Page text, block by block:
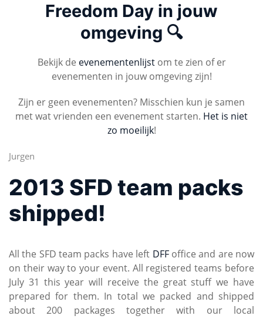
Freedom Day in jouw
omgeving 🔍
Bekijk de evenementenlijstom te zien of er
evenementen in jouw omgeving zijn!
Zijn er geen evenementen? Misschien kun je samen
met wat vrienden een evenement starten. Het is niet
zo moeilijk!
Jurgen
2013 SFD team packs
shipped!
All the SFD team packs have left DFFoffice and are now
on their way to your event. All registered teams before
July 31 this year will receive the great stuff we have
prepared for them. In total we packed and shipped
about 200 packages together with our local